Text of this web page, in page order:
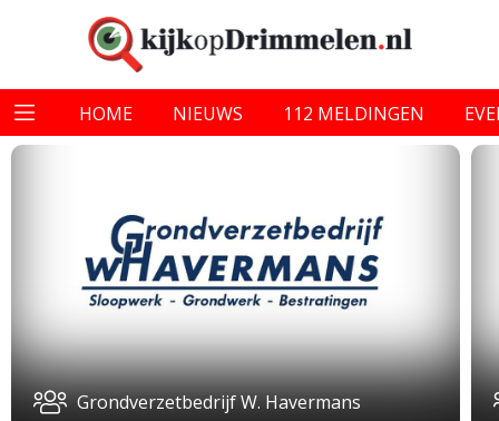
HOME NIEUWS 112 MELDINGEN
Grondverzetbedrijf W. Havermans